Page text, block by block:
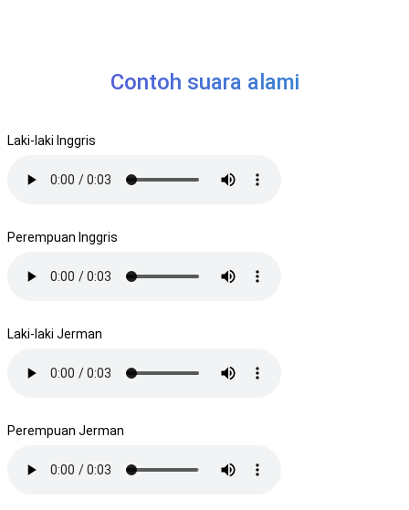
Contoh suara alami
Laki-laki Inggris
Perempuan Inggris
Laki-laki Jerman
Perempuan Jerman